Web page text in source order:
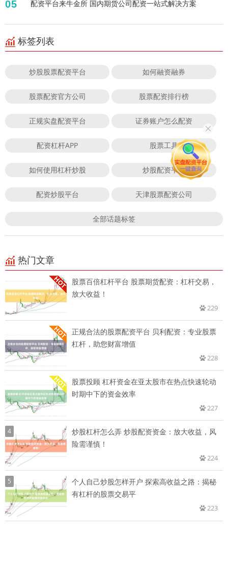
05 配资平台来牛金所 国内期货公司配资一站式解决方案
标签列表
炒股股票配资平台 如何融资融券
股票配资官方公司 股票配资排行榜
正规实盘配资平台 证券账户怎么配资
配资杠杆APP 股票工具
如何使用杠杆炒股 炒股配资平台
配资炒股平台 天津股票配资公司
全部话题标签
热门文章
股票百倍杠杆平台 股票期货配资：杠杆交易，
放大收益！
229
正规合法的股票配资平台 贝利配资：专业股票
杠杆，助您财富增值
228
股票投顾 杠杆资金在亚太股市在热点快速轮动
时期中下的资金效率
227
4
炒股杠杆怎么弄 炒股配资资金：放大收益，风
险需谨慎！
224
5
个人自己炒股怎样开户 探索高收益之路：揭秘
有杠杆的股票交易平
223